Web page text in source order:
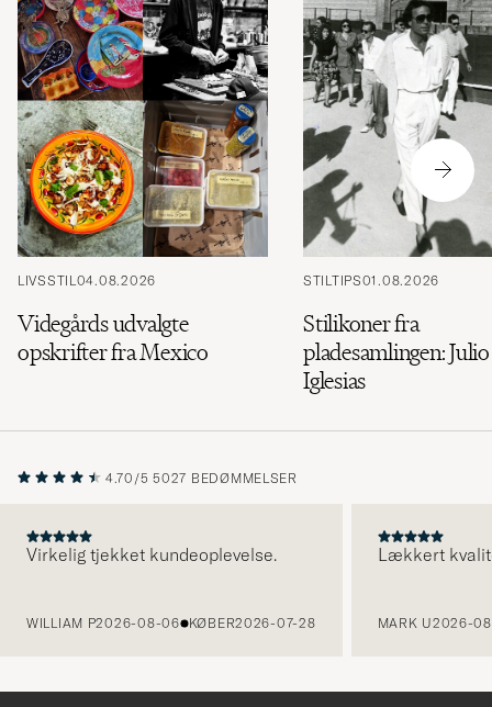
LIVSSTIL04.08.2026
Videgårds udvalgte
opskrifter fra Mexico
STILTIPS01.08.2026
Stilikoner fra
pladesamlingen: Julio
Iglesias
4.70/5 5027 BEDØMMELSER
Virkelig tjekket kundeoplevelse.
WILLIAM P2026-08-06 KØBER2026-07-28
Lækkert
MARK U2026-